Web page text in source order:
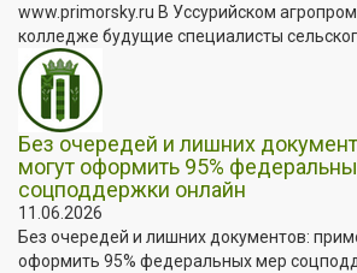
www.primorsky.ru В Уссурийском
колледже будущие специалисты
Без очередей и лишних
могут оформить 95%
соцподдержки онлайн
11.06.2026
Без очередей и лишних документов:
оформить 95% федеральных мер